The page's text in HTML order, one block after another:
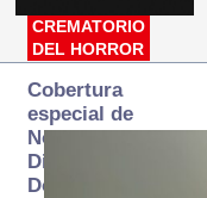
hacemos periodismo
CREMATORIO
DEL HORROR
Cobertura
especial de
Norte
Digital:
Donde la